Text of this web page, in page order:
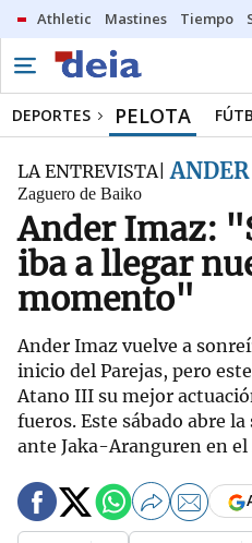
Athletic Mastines Tiempo
DEPORTES PELOTA
LA ENTREVISTA
Zaguero de Baiko
Ander Imaz:
iba a llegar
momento"
Ander Imaz vuelve a
inicio del Parejas, pero
Atano III su mejor
fueros. Este sábado abre
ante Jaka-Aranguren en